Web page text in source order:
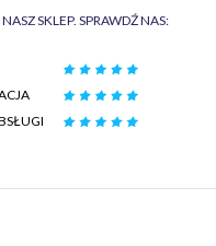
NASZ SKLEP. SPRAWDŹ NAS: